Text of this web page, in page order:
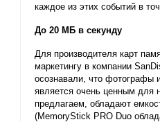
каждое из этих событий в
До 20 МБ в секунду
Для производителя карт
маркетингу в компании
осознавали, что фотографы
является очень ценным для
предлагаем, обладают
(MemoryStick PRO Duo